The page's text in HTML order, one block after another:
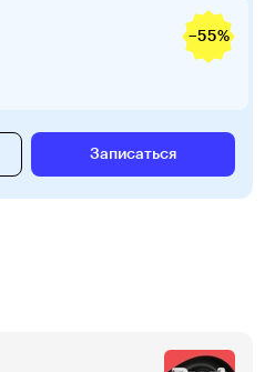
−55%
Записаться